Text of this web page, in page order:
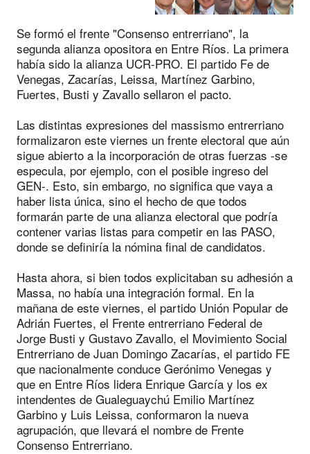
Se formó el frente "Consenso entrerriano", la
segunda alianza opositora en Entre Ríos. La primera
había sido la alianza UCR-PRO. El partido Fe de
Venegas, Zacarías, Leissa, Martínez Garbino,
Fuertes, Busti y Zavallo sellaron el pacto.
Las distintas expresiones del massismo entrerriano
formalizaron este viernes un frente electoral que aún
sigue abierto a la incorporación de otras fuerzas -se
especula, por ejemplo, con el posible ingreso del
GEN-. Esto, sin embargo, no significa que vaya a
haber lista única, sino el hecho de que todos
formarán parte de una alianza electoral que podría
contener varias listas para competir en las PASO,
donde se definiría la nómina final de candidatos.
Hasta ahora, si bien todos explicitaban su adhesión a
Massa, no había una integración formal. En la
mañana de este viernes, el partido Unión Popular de
Adrián Fuertes, el Frente entrerriano Federal de
Jorge Busti y Gustavo Zavallo, el Movimiento Social
Entrerriano de Juan Domingo Zacarías, el partido FE
que nacionalmente conduce Gerónimo Venegas y
que en Entre Ríos lidera Enrique García y los ex
intendentes de Gualeguaychú Emilio Martínez
Garbino y Luis Leissa, conformaron la nueva
agrupación, que llevará el nombre de Frente
Consenso Entrerriano.